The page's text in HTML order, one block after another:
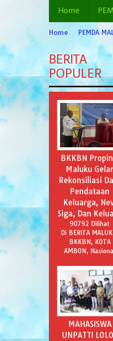
Home
Home PEMDA
BERITA
POPULER
BKKBN
Maluku Gelar
Rekonsiliasi
Pendataan
Keluarga,
Siga, Dan
90792 Dilihat
Di BERITA
BKKBN, KOTA
AMBON, Nasional
MAHASISWA
UNPATTI